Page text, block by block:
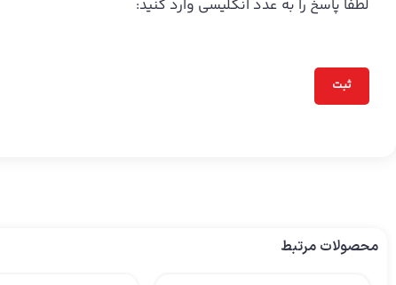
لطفا پاسخ را به عدد انگلیسی وارد کنید:
محصولات مرتبط